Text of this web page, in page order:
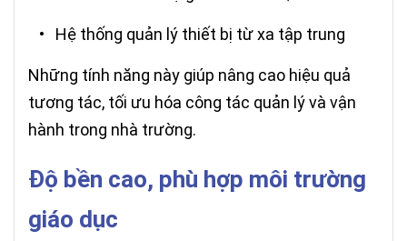
• Hệ thống quản lý thiết bị từ xa tập trung
Những tính năng này giúp nâng cao hiệu quả
tương tác, tối ưu hóa công tác quản lý và vận
hành trong nhà trường.
Độ bền cao, phù hợp môi trường
giáo dục